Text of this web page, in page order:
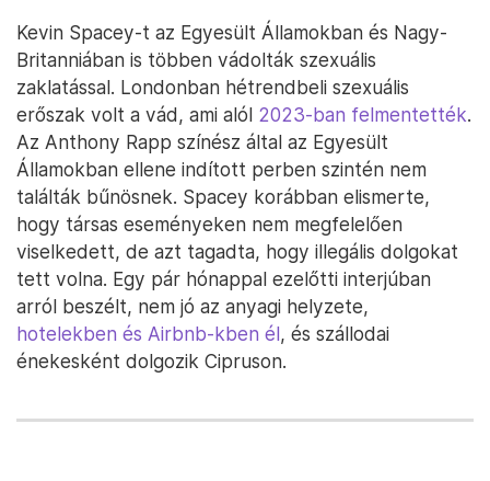
Kevin Spacey-t az Egyesült Államokban és Nagy-
Britanniában is többen vádolták szexuális
zaklatással. Londonban hétrendbeli szexuális
erőszak volt a vád, ami alól 2023-ban felmentették.
Az Anthony Rapp színész által az Egyesült
Államokban ellene indított perben szintén nem
találták bűnösnek. Spacey korábban elismerte,
hogy társas eseményeken nem megfelelően
viselkedett, de azt tagadta, hogy illegális dolgokat
tett volna. Egy pár hónappal ezelőtti interjúban
arról beszélt, nem jó az anyagi helyzete,
hotelekben és Airbnb-kben él, és szállodai
énekesként dolgozik Cipruson.